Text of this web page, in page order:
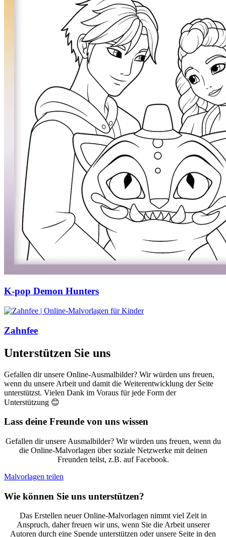
K-pop Demon Hunters
Zahnfee
Unterstützen Sie uns
Gefallen dir unsere Online-Ausmalbilder? Wir würden uns freuen,
wenn du unsere Arbeit und damit die Weiterentwicklung der Seite
unterstützst. Vielen Dank im Voraus für jede Form der
Unterstützung 😊
Lass deine Freunde von uns wissen
Gefallen dir unsere Ausmalbilder? Wir würden uns freuen, wenn du
die Online-Malvorlagen über soziale Netzwerke mit deinen
Freunden teilst, z.B. auf Facebook.
Malvorlagen teilen
Wie können Sie uns unterstützen?
Das Erstellen neuer Online-Malvorlagen nimmt viel Zeit in
Anspruch, daher freuen wir uns, wenn Sie die Arbeit unserer
Autoren durch eine Spende unterstützen oder unsere Seite in den